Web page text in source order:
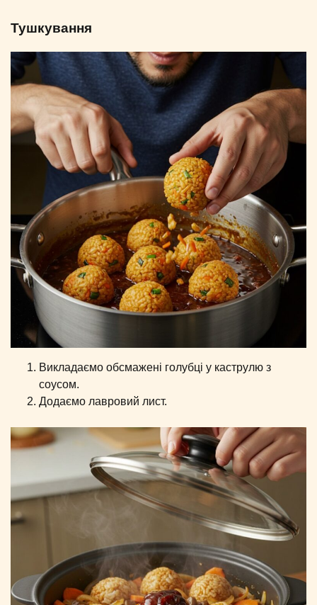
Тушкування
Викладаємо обсмажені голубці у каструлю з
соусом.
Додаємо лавровий лист.